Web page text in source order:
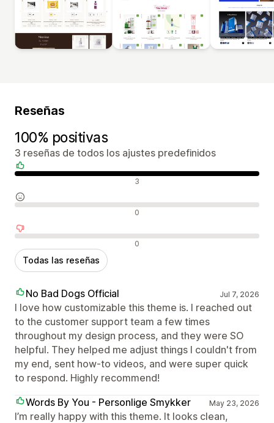
Reseñas
100% positivas
3 reseñas de todos los ajustes predefinidos
Reseñas positivas 3
Reseñas neutras 0
Reseñas negativas 0
Todas las reseñas
No Bad Dogs Official Jul 7, 2026
I love how customizable this theme is. I reached out
to the customer support team a few times
throughout my design process, and they were SO
helpful. They helped me adjust things I couldn't from
my end, sent how-to videos, and were super quick
to respond. Highly recommend!
Words By You - Personlige Smykker
May 23, 2026
I’m really happy with this theme. It looks clean,